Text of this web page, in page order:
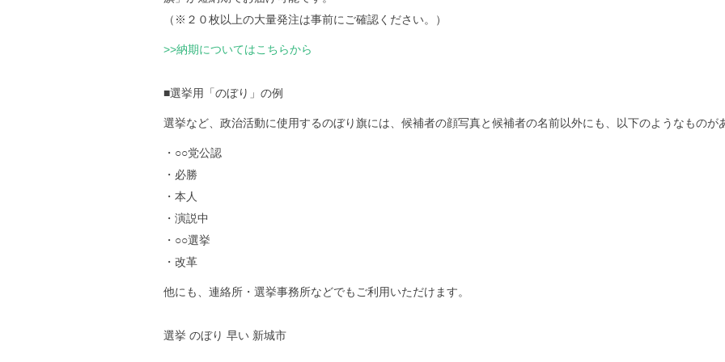
（※２０枚以上の大量発注は事前にご確認ください。）
>>納期についてはこちらから
■選挙用「のぼり」の例
選挙など、政治活動に使用するのぼり旗には、候補者の顔写真と候補者の名前以外にも、以下のようなものが
・○○党公認
・必勝
・本人
・演説中
・○○選挙
・改革
他にも、連絡所・選挙事務所などでもご利用いただけます。
選挙 のぼり 早い 新城市